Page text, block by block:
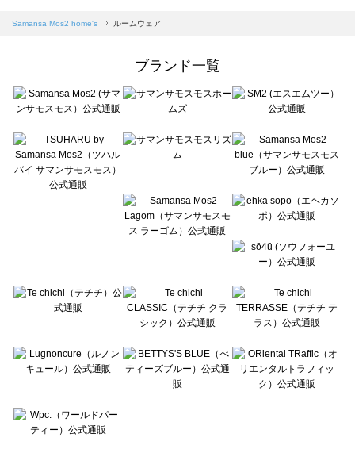
Samansa Mos2 blue（サマンサモスモス ブルー）のルームウェア一覧
sō4ū（ソウフォーユー）のルームウェア一覧
Te chichi（テチチ）のルームウェア一覧
Te chichi CLASSIC（テチチ クラシック）のルームウェア一覧
Lugnoncure（ルノンキュール）のルームウェア一覧
BETTY'S BLUE（べティーズブルー）のルームウェア一覧
Wpc.（ワールドパーティー）のルームウェア一覧
Samansa Mos2 home's ルームウェア
ブランド一覧